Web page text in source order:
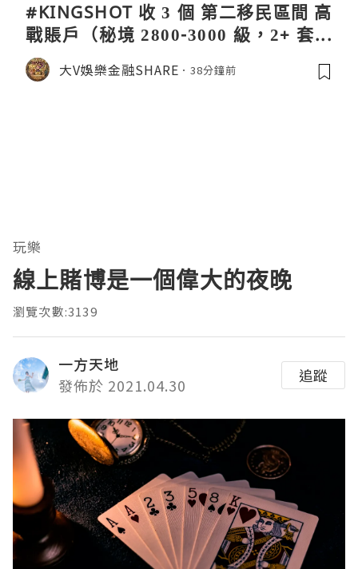
#KINGSHOT 收 3 個 第二移民區間 高
戰賬戶（秘境 2800-3000 級，2+ 套英
雄裝備），只限香港玩家面交，簽署正
式合約保障雙方權益！ 九月移民開之
大V娛樂金融SHARE 38分鐘前
玩樂
線上賭博是一個偉大的夜晚
瀏覽次數:3139
一方天地
發佈於 2021.04.30
追蹤